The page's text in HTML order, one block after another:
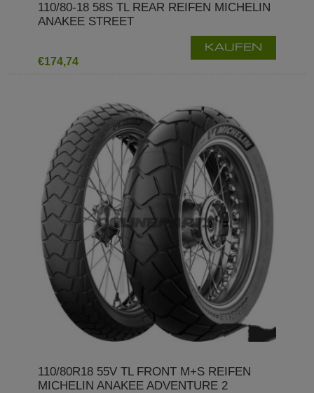
110/80-18 58S TL REAR REIFEN MICHELIN
ANAKEE STREET
€174,74
KAUFEN
110/80R18 55V TL FRONT M+S REIFEN
MICHELIN ANAKEE ADVENTURE 2